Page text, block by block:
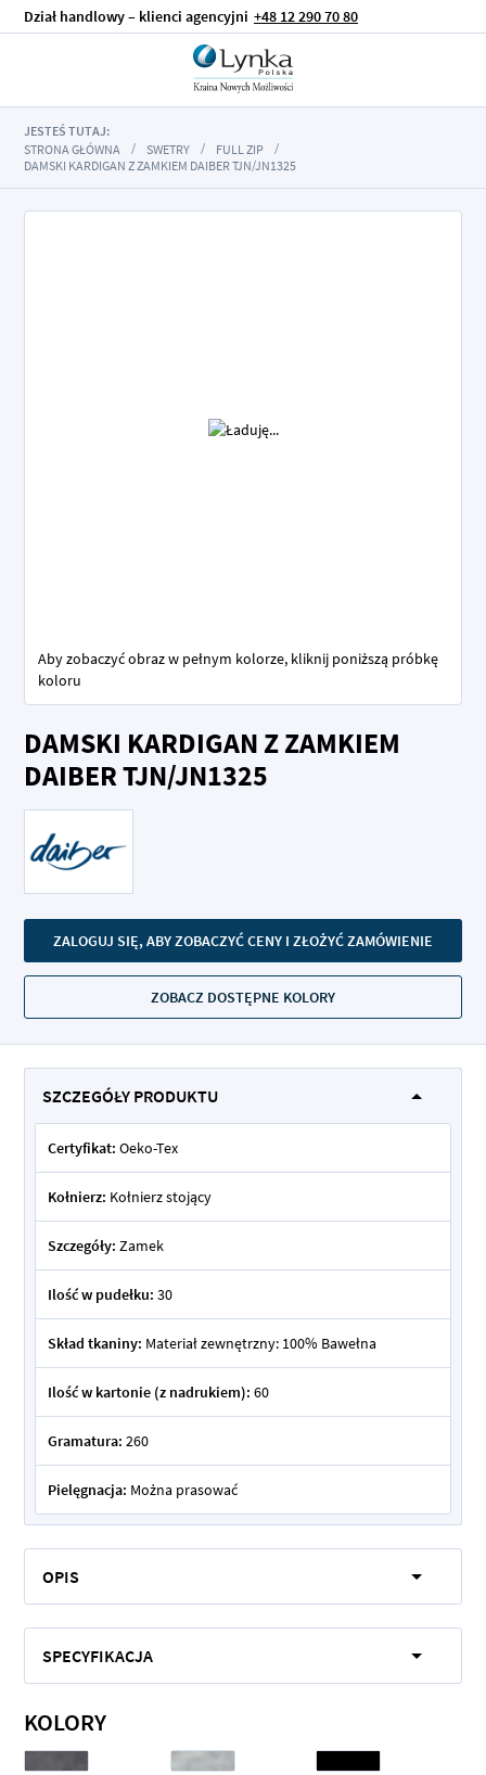
Dział handlowy – klienci agencyjni +48 12 290 70 80
JESTEŚ TUTAJ:
STRONA GŁÓWNA
SWETRY
FULL ZIP
DAMSKI KARDIGAN Z ZAMKIEM DAIBER TJN/JN1325
DAMSKI KARDIGAN Z ZAMKIEM
DAIBER TJN/JN1325
ZALOGUJ SIĘ, ABY ZOBACZYĆ CENY I ZŁOŻYĆ ZAMÓWIENIE
ZOBACZ DOSTĘPNE KOLORY
Aby zobaczyć obraz w pełnym kolorze, kliknij poniższą próbkę
koloru
na
początek
galerii
SZCZEGÓŁY PRODUKTU
Certyfikat: Oeko-Tex
Kołnierz: Kołnierz stojący
Szczegóły: Zamek
Ilość w pudełku: 30
Skład tkaniny: Materiał zewnętrzny: 100% Bawełna
Ilość w kartonie (z nadrukiem): 60
Gramatura: 260
Pielęgnacja: Można prasować
OPIS
SPECYFIKACJA
KOLORY